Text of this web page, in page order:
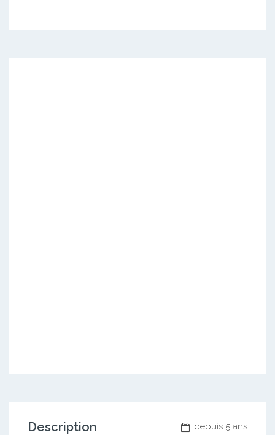
depuis 5 ans
Description